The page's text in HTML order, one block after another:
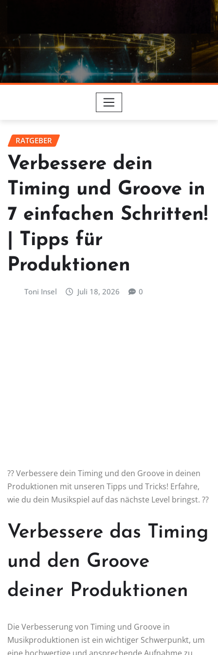
RATGEBER
Verbessere dein
Timing und Groove in
7 einfachen Schritten!
| Tipps für
Produktionen
Toni Insel Juli 18, 2026 0
?? Verbessere dein Timing und den Groove in deinen
Produktionen mit unseren Tipps und Tricks! Erfahre,
wie du dein Musikspiel auf das nächste Level bringst. ??
Verbessere das Timing
und den Groove
deiner Produktionen
Die Verbesserung von Timing und Groove in
Musikproduktionen ist ein wichtiger Schwerpunkt, um